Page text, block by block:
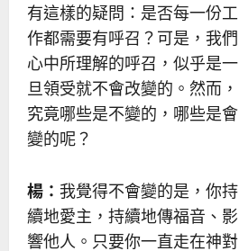
有這樣的疑問：是否每一份工
作都需要有呼召？可是，我們
心中所理解的呼召，似乎是一
旦領受就不會改變的。然而，
究竟哪些是不變的，哪些是會
變的呢？
楊： 我覺得不會變的是，你持
續地愛主，持續地傳福音、影
響他人。只要你一直走在神對